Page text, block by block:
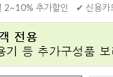
2~10% 추가할인 ✔ 신용카